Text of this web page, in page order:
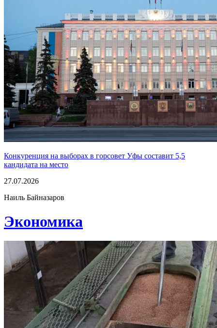
Конкуренция на выборах в горсовет Уфы составит 5,5
кандидата на место
27.07.2026
Наиль Байназаров
Экономика